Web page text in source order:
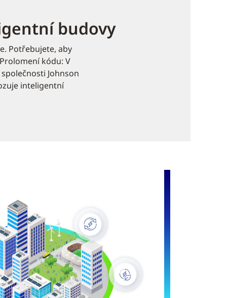
budovy
Potřebujete, aby
kódu: V
Johnson
inteligentní